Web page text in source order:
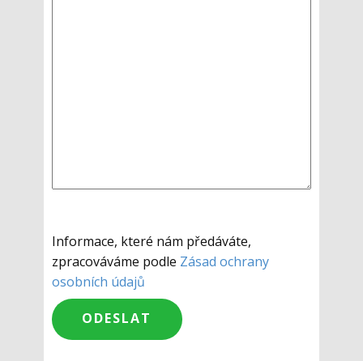
Informace, které nám předáváte,
zpracováváme podle Zásad ochrany
osobních údajů